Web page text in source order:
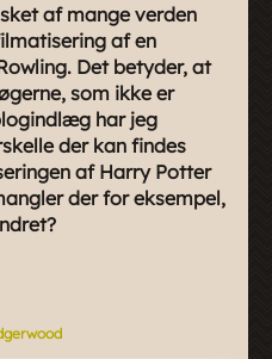
af mange verden
af en
Det betyder, at
som ikke er
har jeg
der kan findes
af Harry Potter
der for eksempel,